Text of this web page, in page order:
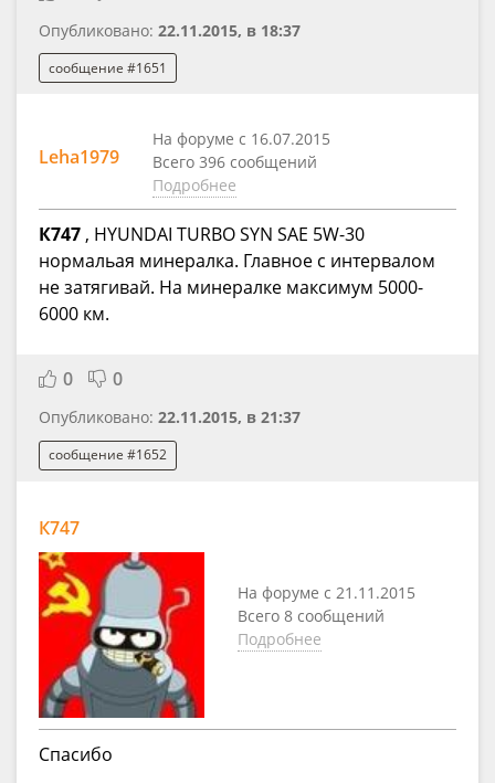
Опубликовано: 22.11.2015, в 18:37
сообщение #1651
Leha1979
На форуме с 16.07.2015
Всего 396 сообщений
Подробнее
К747, HYUNDAI TURBO SYN SAE 5W-30
нормальая минералка. Главное с интервалом
не затягивай. На минералке максимум 5000-
6000 км.
0 0
Опубликовано: 22.11.2015, в 21:37
сообщение #1652
К747
На форуме с 21.11.2015
Всего 8 сообщений
Подробнее
Спасибо